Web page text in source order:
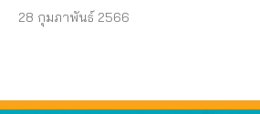
28 กุมภาพันธ์ 2566